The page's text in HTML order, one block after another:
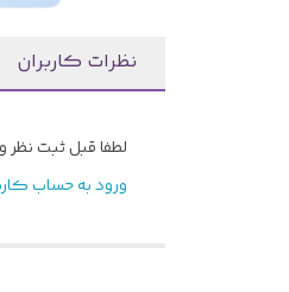
نظرات کاربران
لطفا قبل ثبت
ورود به حساب